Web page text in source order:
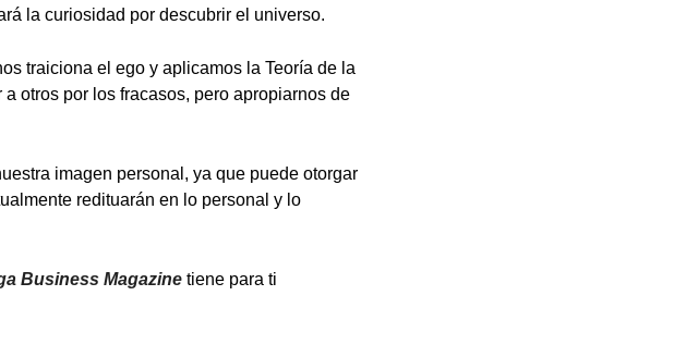
la curiosidad por descubrir el universo.
traiciona el ego y aplicamos la Teoría de la
otros por los fracasos, pero apropiarnos de
imagen personal, ya que puede otorgar
redituarán en lo personal y lo
Business Magazine tiene para ti